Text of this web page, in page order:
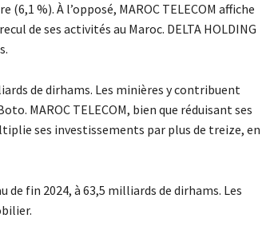
%). À l’opposé, MAROC TELECOM affiche
de ses activités au Maroc. DELTA HOLDING
de dirhams. Les minières y contribuent
MAROC TELECOM, bien que réduisant ses
ses investissements par plus de treize, en
fin 2024, à 63,5 milliards de dirhams. Les